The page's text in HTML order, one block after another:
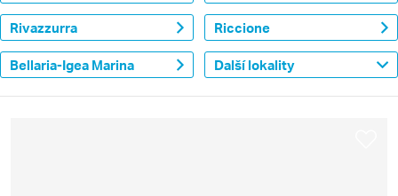
Rivazzurra Riccione
Bellaria-Igea Marina Další lokality